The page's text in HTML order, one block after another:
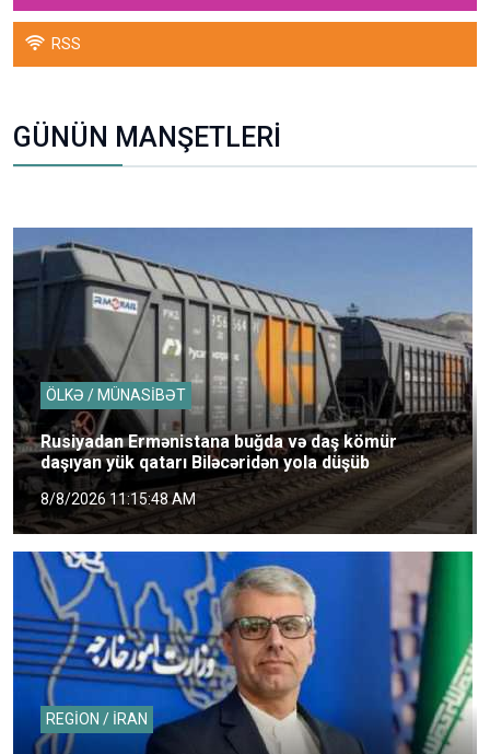
RSS
GÜNÜN MANŞETLERİ
ÖLKƏ / MÜNASİBƏT
Rusiyadan Ermənistana buğda və daş kömür
daşıyan yük qatarı Biləcəridən yola düşüb
8/8/2026 11:15:48 AM
REGİON / İRAN